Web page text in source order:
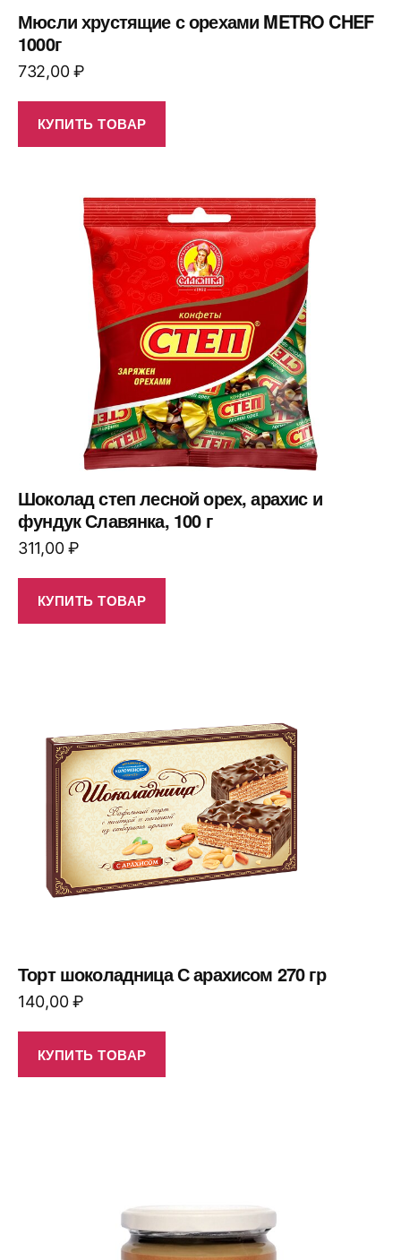
Мюсли хрустящие с орехами METRO CHEF
1000г
732,00₽
КУПИТЬ ТОВАР
Шоколад степ лесной орех, арахис и
фундук Славянка, 100 г
311,00₽
КУПИТЬ ТОВАР
Торт шоколадница С арахисом 270 гр
140,00₽
КУПИТЬ ТОВАР